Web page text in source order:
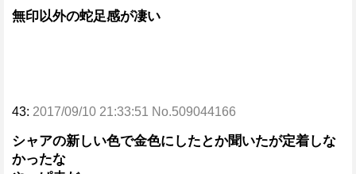
無印以外の蛇足感が凄い
43: 2017/09/10 21:33:51 No.509044166
シャアの新しい色で金色にしたとか聞いたが定着しな
かったな